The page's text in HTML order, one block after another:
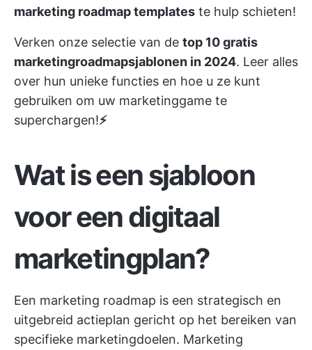
marketing roadmap templates te hulp schieten!
Verken onze selectie van de top 10 gratis
marketingroadmapsjablonen in 2024. Leer alles
over hun unieke functies en hoe u ze kunt
gebruiken om uw marketinggame te
superchargen!⚡
Wat is een sjabloon
voor een digitaal
marketingplan?
Een marketing roadmap is een strategisch en
uitgebreid actieplan gericht op het bereiken van
specifieke marketingdoelen. Marketing